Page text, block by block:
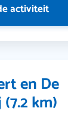
activiteit
en De
km)